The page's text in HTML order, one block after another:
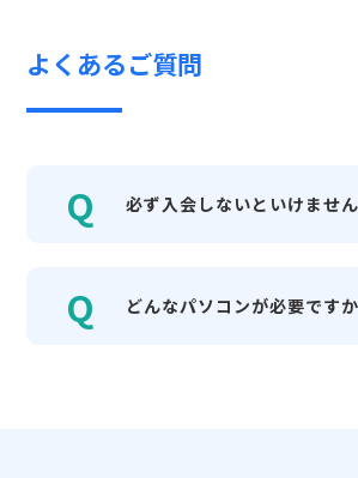
よくあるご質問
必ず入会しないといけませ
どんなパソコンが必要です